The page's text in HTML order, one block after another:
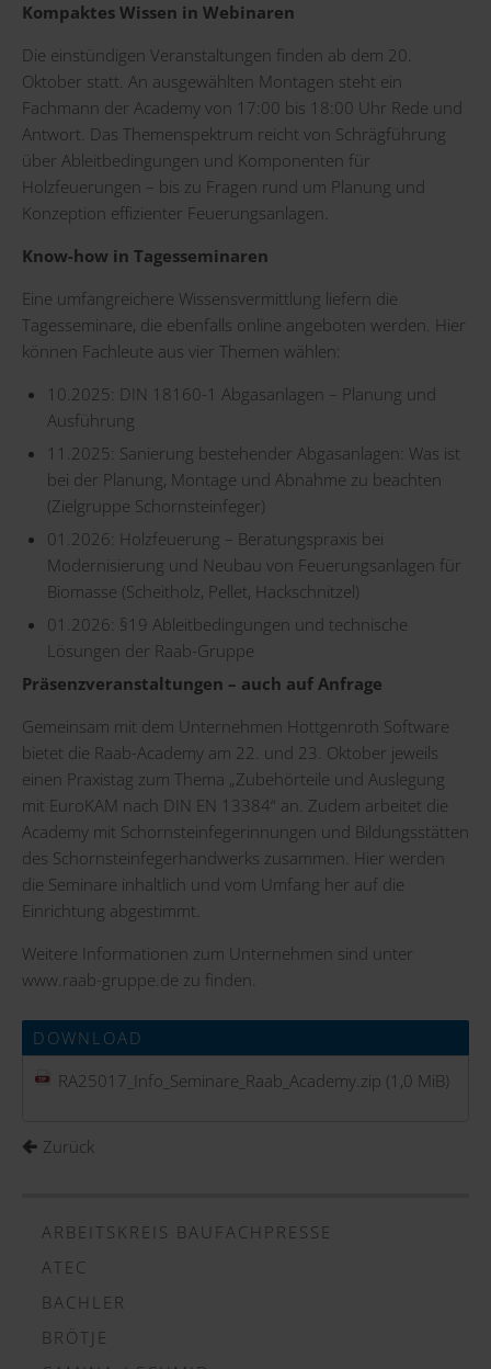
Kompaktes Wissen in Webinaren
Die einstündigen Veranstaltungen finden ab dem 20.
Oktober statt. An ausgewählten Montagen steht ein
Fachmann der Academy von 17:00 bis 18:00 Uhr Rede und
Antwort. Das Themenspektrum reicht von Schrägführung
über Ableitbedingungen und Komponenten für
Holzfeuerungen – bis zu Fragen rund um Planung und
Konzeption effizienter Feuerungsanlagen.
Know-how in Tagesseminaren
Eine umfangreichere Wissensvermittlung liefern die
Tagesseminare, die ebenfalls online angeboten werden. Hier
können Fachleute aus vier Themen wählen:
10.2025: DIN 18160-1 Abgasanlagen – Planung und
Ausführung
11.2025: Sanierung bestehender Abgasanlagen: Was ist
bei der Planung, Montage und Abnahme zu beachten
(Zielgruppe Schornsteinfeger)
01.2026: Holzfeuerung – Beratungspraxis bei
Modernisierung und Neubau von Feuerungsanlagen für
Biomasse (Scheitholz, Pellet, Hackschnitzel)
01.2026: §19 Ableitbedingungen und technische
Lösungen der Raab-Gruppe
Präsenzveranstaltungen – auch auf Anfrage
Gemeinsam mit dem Unternehmen Hottgenroth Software
bietet die Raab-Academy am 22. und 23. Oktober jeweils
einen Praxistag zum Thema „Zubehörteile und Auslegung
mit EuroKAM nach DIN EN 13384“ an. Zudem arbeitet die
Academy mit Schornsteinfegerinnungen und Bildungsstätten
des Schornsteinfegerhandwerks zusammen. Hier werden
die Seminare inhaltlich und vom Umfang her auf die
Einrichtung abgestimmt.
Weitere Informationen zum Unternehmen sind unter
www.raab-gruppe.de zu finden.
DOWNLOAD
RA25017_Info_Seminare_Raab_Academy.zip (1,0 MiB)
Zurück
ARBEITSKREIS BAUFACHPRESSE
ATEC
BACHLER
BRÖTJE